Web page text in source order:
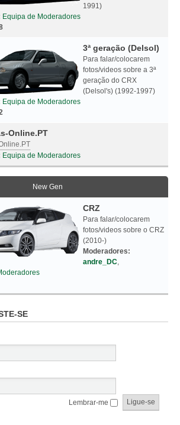
1991)
Equipa de Moderadores
3ª geração (Delsol)
Para falar/colocarem
fotos/videos sobre a 3ª
geração do CRX
(Delsol's) (1992-1997)
Equipa de Moderadores
Online.PT
Equipa de Moderadores
New Gen
CRZ
Para falar/colocarem
fotos/videos sobre o CRZ
(2010-)
Moderadores:
andre_DC,
SE
Lembrar-me